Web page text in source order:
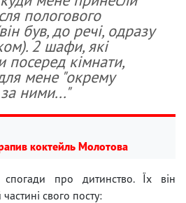
пологового
був, до речі, одразу
2 шафи, які
посеред кімнати,
мене "окрему
ними..."
коктейль Молотова
спогади про дитинство. Їх він
свого посту: